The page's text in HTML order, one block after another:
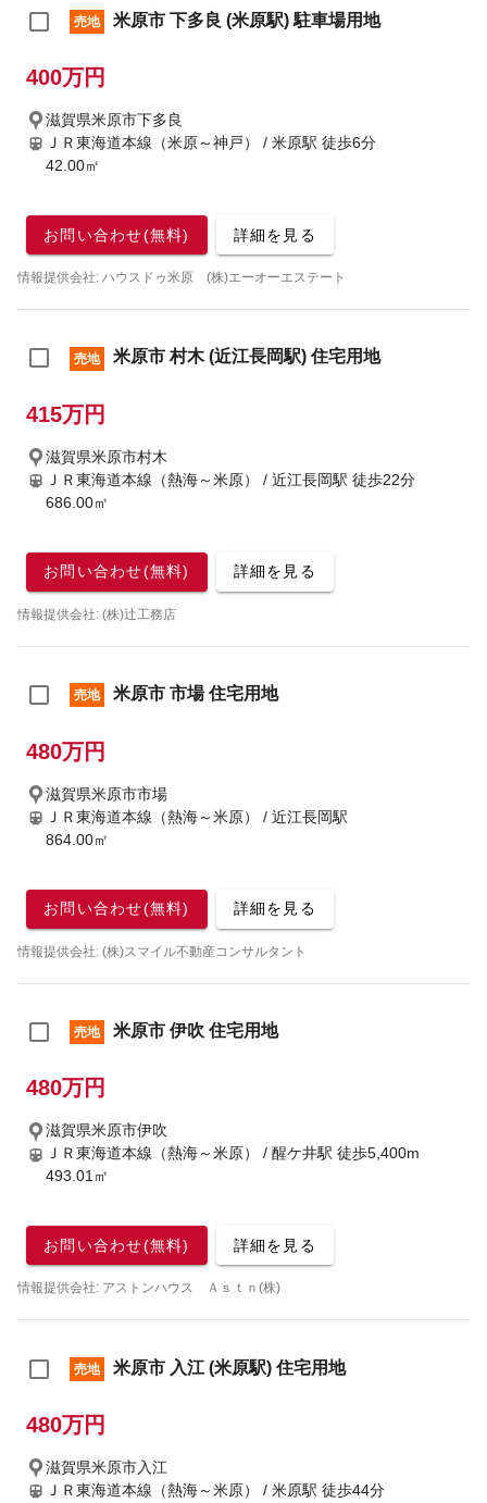
売地 米原市 下多良 (米原駅) 駐車場用地
400万円
滋賀県米原市下多良
ＪＲ東海道本線（米原～神戸） / 米原駅 徒歩6分
42.00㎡
お問い合わせ(無料) 詳細を見る
情報提供会社: ハウスドゥ米原 (株)エーオーエステート
売地 米原市 村木 (近江長岡駅) 住宅用地
415万円
滋賀県米原市村木
ＪＲ東海道本線（熱海～米原） / 近江長岡駅 徒歩22分
686.00㎡
お問い合わせ(無料) 詳細を見る
情報提供会社: (株)辻工務店
売地 米原市 市場 住宅用地
480万円
滋賀県米原市市場
ＪＲ東海道本線（熱海～米原） / 近江長岡駅
864.00㎡
お問い合わせ(無料) 詳細を見る
情報提供会社: (株)スマイル不動産コンサルタント
売地 米原市 伊吹 住宅用地
480万円
滋賀県米原市伊吹
ＪＲ東海道本線（熱海～米原） / 醒ケ井駅 徒歩5,400m
493.01㎡
お問い合わせ(無料) 詳細を見る
情報提供会社: アストンハウス Ａｓｔｎ(株)
売地 米原市 入江 (米原駅) 住宅用地
480万円
滋賀県米原市入江
ＪＲ東海道本線（熱海～米原） / 米原駅 徒歩44分